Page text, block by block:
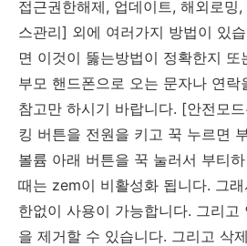
접근권한해제, 업데이트, 해외로밍
스관리] 외에 여러가지 방법이 있
면 이것이 뚫는방법이 정확한지 또
부모 핸드폰으로 오는 문자나 연락
참고만 하시기 바랍니다. [안전모
킹 버튼을 전원을 키고 꾹 누르면
볼륨 아래 버튼을 꾹 눌러서 부티
때는 zem이 비활성화 됩니다. 그
한없이 사용이 가능합니다. 그리고
을 제거할 수 있습니다. 그리고 삭